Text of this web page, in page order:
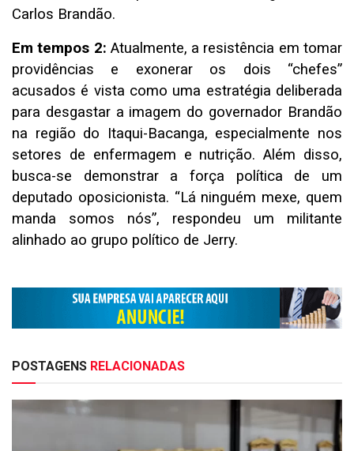
Carlos Brandão.
Em tempos 2: Atualmente, a resistência em tomar
providências e exonerar os dois “chefes”
acusados é vista como uma estratégia deliberada
para desgastar a imagem do governador Brandão
na região do Itaqui-Bacanga, especialmente nos
setores de enfermagem e nutrição. Além disso,
busca-se demonstrar a força política de um
deputado oposicionista. “Lá ninguém mexe, quem
manda somos nós”, respondeu um militante
alinhado ao grupo político de Jerry.
POSTAGENS RELACIONADAS